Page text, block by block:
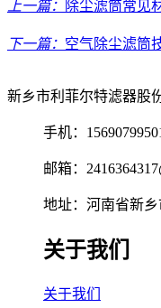
上一篇： 除尘滤筒常见
下一篇： 空气除尘滤筒
新乡市利菲尔特滤器股
手机：
邮箱：
地址：河南省新
关于我们
关于我们